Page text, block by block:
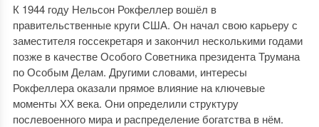
К 1944 году Нельсон Рокфеллер вошёл в
правительственные круги США. Он начал свою карьеру с
заместителя госсекретаря и закончил несколькими годами
позже в качестве Особого Советника президента Трумана
по Особым Делам. Другими словами, интересы
Рокфеллера оказали прямое влияние на ключевые
моменты ХХ века. Они определили структуру
послевоенного мира и распределение богатства в нём.